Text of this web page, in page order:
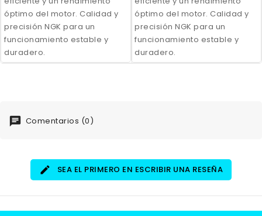
óptimo del motor. Calidad y
precisión NGK para un
funcionamiento estable y
duradero.
óptimo del motor. Calidad y
precisión NGK para un
funcionamiento estable y
duradero.
Comentarios (0)
SEA EL PRIMERO EN ESCRIBIR UNA RESEÑA